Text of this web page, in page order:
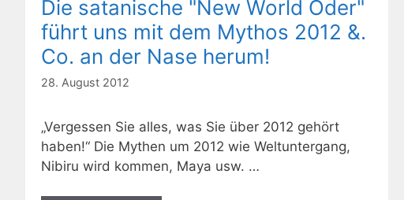
Die satanische "New World Oder"
führt uns mit dem Mythos 2012 &.
Co. an der Nase herum!
28. August 2012
„Vergessen Sie alles, was Sie über 2012 gehört
haben!“ Die Mythen um 2012 wie Weltuntergang,
Nibiru wird kommen, Maya usw. …